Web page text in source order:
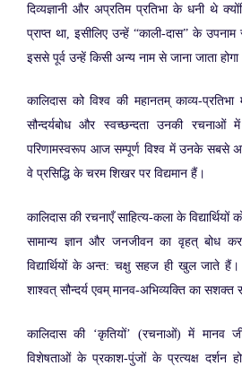
दिव्यज्ञानी और अप्रतिम प्रतिभा के धनी थे
प्राप्त था, इसीलिए उन्हें “काली-दास” के
इससे पूर्व उन्हें किसी अन्य नाम से जाना जाता
कालिदास को विश्व की महानतम् काव्य-प्रतिभा
सौन्दर्यबोध और स्वच्छन्दता उनकी
परिणामस्वरूप आज सम्पूर्ण विश्व में उनके सबसे
वे प्रसिद्धि के चरम शिखर पर विद्यमान हैं।
कालिदास की रचनाएँ साहित्य-कला के विद्यार्थियों
सामान्य ज्ञान और जनजीवन का वृहत् बोध
विद्यार्थियों के अन्त: चक्षु सहज ही खुल जाते
शाश्वत् सौन्दर्य एवम् मानव-अभिव्यक्ति का सशक्त
कालिदास की ‘कृतियों’ (रचनाओं) में मानव
विशेषताओं के प्रकाश-पुंजों के प्रत्यक्ष दर्शन